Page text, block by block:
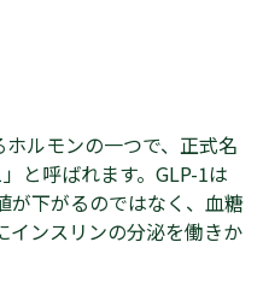
ルモンの一つで、正式名
と呼ばれます。GLP-1は
が下がるのではなく、血糖
インスリンの分泌を働きか